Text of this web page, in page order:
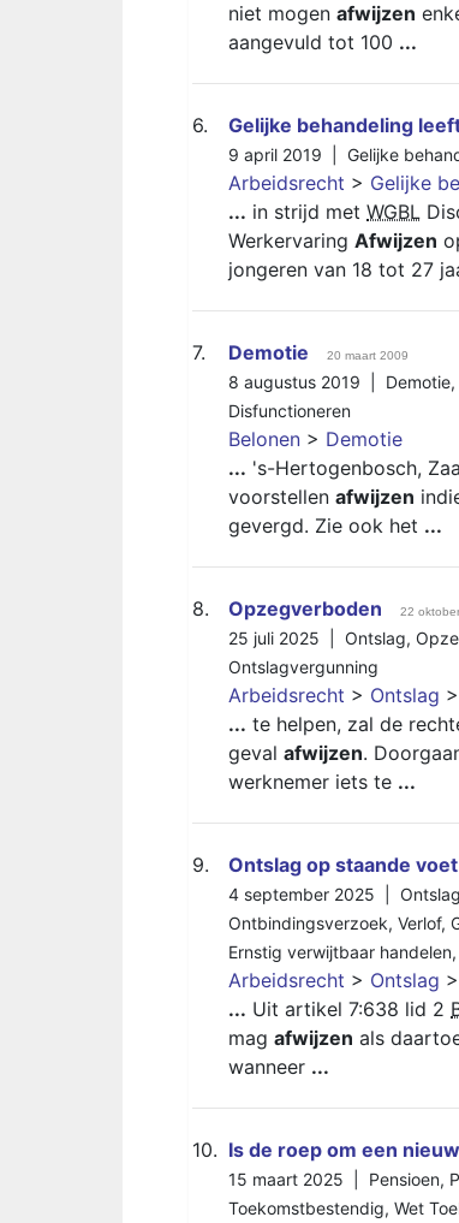
niet mogen afwijzen
aangevuld tot 100 ...
6. Gelijke behandeling
9 april 2019 | Gelijke
Arbeidsrecht > Gelijke
... in strijd met WGBL
Werkervaring Afwijzen
jongeren van 18 tot 27
7. Demotie 20 maart 2009
8 augustus 2019 | Demotie,
Disfunctioneren
Belonen > Demotie
... 's-Hertogenbosch,
voorstellen afwijzen
gevergd. Zie ook het ...
8. Opzegverboden 22
25 juli 2025 | Ontslag,
Ontslagvergunning
Arbeidsrecht > Ontslag >
... te helpen, zal de
geval afwijzen.
werknemer iets te ...
9. Ontslag op staande voet
4 september 2025 | Ontslag
Ontbindingsverzoek, Verlof,
Ernstig verwijtbaar handelen,
Arbeidsrecht > Ontslag >
... Uit artikel 7:638 lid 2
mag afwijzen als
wanneer ...
10. Is de roep om een
15 maart 2025 | Pensioen,
Toekomstbestendig, Wet